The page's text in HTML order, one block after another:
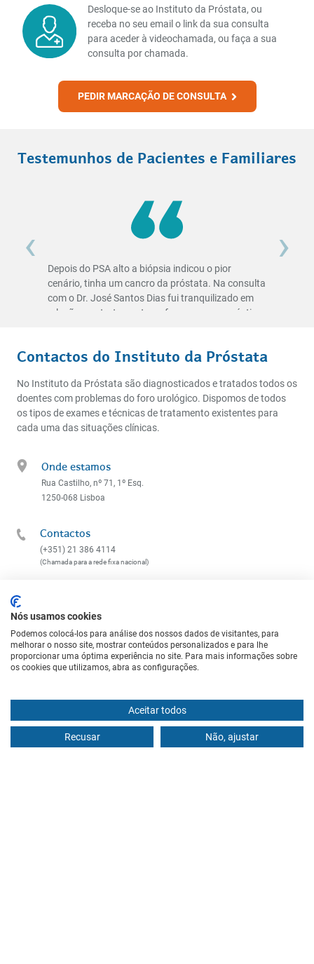
Desloque-se ao Instituto da Próstata, ou
receba no seu email o link da sua consulta
para aceder à videochamada, ou faça a sua
consulta por chamada.
PEDIR MARCAÇÃO DE CONSULTA
Testemunhos de Pacientes e Familiares
Depois do PSA alto a biópsia indicou o pior
cenário, tinha um cancro da próstata. Na consulta
com o Dr. José Santos Dias fui tranquilizado em
relação aos tratamentos a fazer e ao prognóstico.
Fiz o tratamento certo na altura certa, porque
só que já sem cancro. São as maravilhas da
técnica e da ciência.
RFJ, 68 anos
Nem queria acreditar quando deixei de ter
Incontinência!! Quem não passa por esta situação
não pode saber como nos afeta ter perdas de
urina. Graças ao Dr. José Santos Dias e aos seus
reconhecimento e agradecimento. Obrigado.
JVS, 73 anos
‹ ›
Contactos do Instituto da Próstata
No Instituto da Próstata são diagnosticados e tratados todos os
doentes com problemas do foro urológico. Dispomos de todos
os tipos de exames e técnicas de tratamento existentes para
cada uma das situações clínicas.
Onde estamos
Rua Castilho, nº 71, 1º Esq.
1250-068 Lisboa
Contactos
(+351) 21 386 4114
(Chamada para a rede fixa nacional)
geral@institutodaprostata.com
Nós usamos cookies
Podemos colocá-los para análise dos nossos dados de visitantes, para
melhorar o nosso site, mostrar conteúdos personalizados e para lhe
proporcionar uma óptima experiência no site. Para mais informações sobre
os cookies que utilizamos, abra as configurações.
Aceitar todos
Recusar Não, ajustar